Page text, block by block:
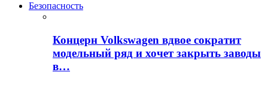
Безопасность
Концерн Volkswagen вдвое сократит
модельный ряд и хочет закрыть заводы
в…